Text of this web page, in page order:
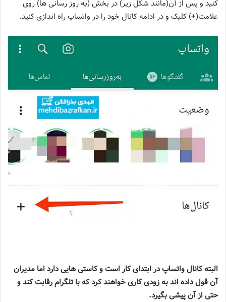
کنید و پس از آن(مانند شکل زیر) در بخش (به روز رسانی ها) روی
علامت(+) کلیک و در ادامه کانال خود را در واتساپ راه اندازی کنید.
البته کانال واتساپ در ابتدای کار است و کاستی هایی دارد اما مدیران
آن قول داده اند به زودی کاری خواهند کرد که با تلگرام رقابت کند و
حتی از آن پیشی بگیرد.